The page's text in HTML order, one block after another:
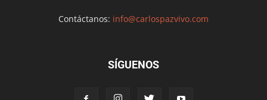
Contáctanos: info@carlospazvivo.com
SÍGUENOS